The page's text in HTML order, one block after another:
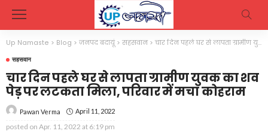
Up Namaste > Blog > जनपद बदायूं> सहसवान> चार दिन पहले घर से लापता ग्रामीण युवक का शव पेड़ पर लटकता मिला, परिवार में मचा कोहराम
सहसवान
चार दिन पहले घर से लापता ग्रामीण युवक का शव
पेड़ पर लटकता मिला, परिवार में मचा कोहराम
Pawan Verma April 11, 2022
posted on Apr. 11, 2022 at 6:19 pm